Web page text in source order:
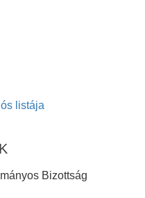
listája
Bizottság